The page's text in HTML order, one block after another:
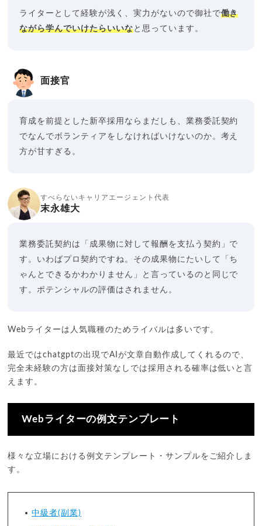
ライターとして経験が浅く、実力がないので御社で働き
ながら学んでいけたらいいなと思っています。
面接官
育成を前提とした新卒採用ならまだしも、業務委託契約
でなんでボランティアをしなければいけないのか。考え
方が甘すぎる。
すべらないキャリアエージェント代表
末永雄大
業務委託契約は「成果物に対して報酬を支払う契約」で
す。いわばプロ契約ですね。その成果物にたいして「ち
ゃんとできるかわかりません」と言っているのと同じで
す。ポテンシャルの評価はされません。
Webライターは人気職種のためライバルは多いです。
最近ではchatgptの出現でAIが文章自動作成してくれるので、
完全未経験の方は面接対策なしでは採用される確率は低いと言
えます。
Webライターの例文テンプレート
様々な立場における例文テンプレート・サンプルをご紹介しま
す。
中級者(副業)